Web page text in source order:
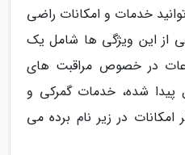
خدمات و امکانات راضی
از این ویژگی ها شامل یک
در خصوص مراقبت های
پیدا شده، خدمات گمرکی و
در زیر نام برده می